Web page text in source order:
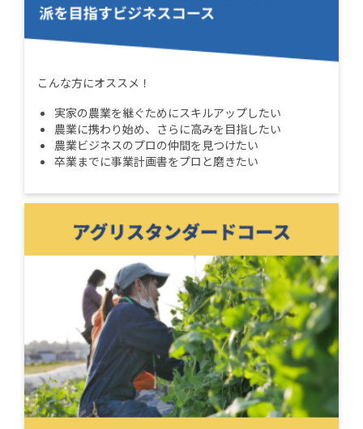
こんな方にオススメ！
実家の農業を継ぐためにスキルアップしたい
農業に携わり始め、さらに高みを目指したい
農業ビジネスのプロの仲間を見つけたい
卒業までに事業計画書をプロと磨きたい